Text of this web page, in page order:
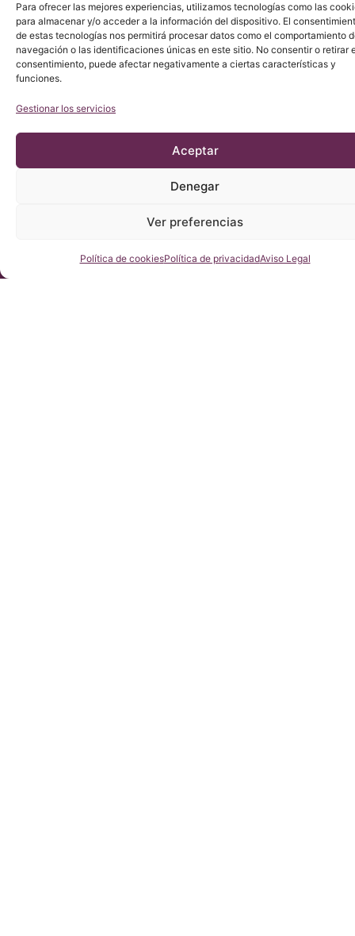
Para ofrecer las mejores experiencias, utilizamos tecnologías como las
para almacenar y/o acceder a la información del dispositivo. El
de estas tecnologías nos permitirá procesar datos como el comportamiento
navegación o las identificaciones únicas en este sitio. No consentir o retirar
consentimiento, puede afectar negativamente a ciertas características y
funciones.
Gestionar los servicios
Aceptar
Denegar
Ver preferencias
Política de cookiesPolítica de privacidadAviso Legal
Consúltenos